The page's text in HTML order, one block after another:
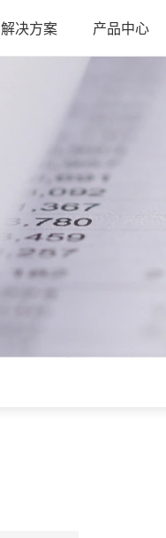
解决方案 产品中心